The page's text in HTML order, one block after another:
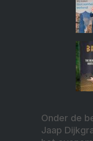
Onder de
Jaap